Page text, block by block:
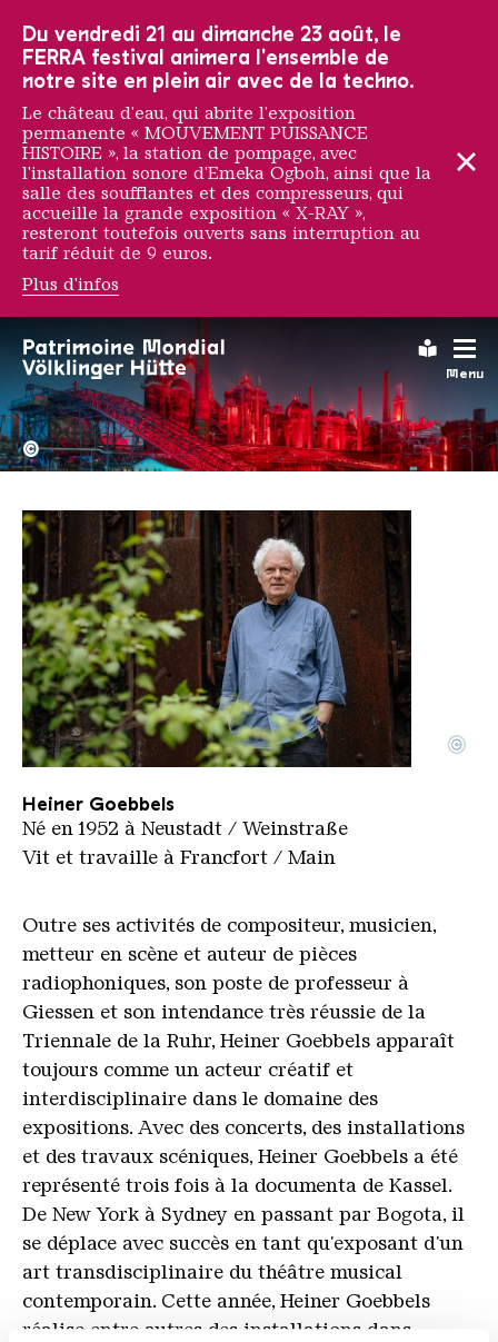
Menu
Heiner Goebbels
La Völklinger Hütte
Copyright:
©
Heiner Goebbels dans l'ancienne cokerie
Copyright: Weltkulturerbe Völklinger Hütte |
©
Heiner Goebbels
Né en 1952 à Neustadt / Weinstraße
Vit et travaille à Francfort / Main
Outre ses activités de compositeur, musicien,
metteur en scène et auteur de pièces
radiophoniques, son poste de professeur à
Giessen et son intendance très réussie de la
Triennale de la Ruhr, Heiner Goebbels apparaît
toujours comme un acteur créatif et
interdisciplinaire dans le domaine des
expositions. Avec des concerts, des installations
et des travaux scéniques, Heiner Goebbels a été
représenté trois fois à la documenta de Kassel.
De New York à Sydney en passant par Bogota, il
se déplace avec succès en tant qu'exposant d'un
art transdisciplinaire du théâtre musical
contemporain. Cette année, Heiner Goebbels
réalise entre autres des installations dans
Du vendredi 21 au dimanche 23 août, le
FERRA festival animera l'ensemble de
notre site en plein air avec de la techno.
Le château d'eau, qui abrite l'exposition
permanente « MOUVEMENT PUISSANCE
HISTOIRE », la station de pompage, avec
l'installation sonore d'Emeka Ogboh, ainsi que la
salle des soufflantes et des compresseurs, qui
accueille la grande exposition « X-RAY »,
resteront toutefois ouverts sans interruption au
tarif réduit de 9 euros.
Plus d'infos